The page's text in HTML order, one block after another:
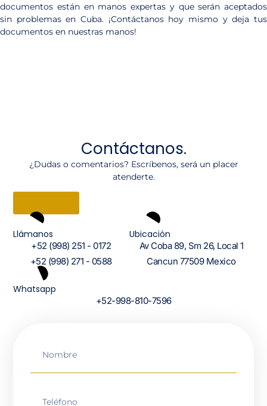
documentos están en manos expertas y que serán aceptados
sin problemas en Cuba. ¡Contáctanos hoy mismo y deja tus
documentos en nuestras manos!
Contáctanos.
¿Dudas o comentarios? Escríbenos, será un placer
atenderte.
Llámanos
+52 (998) 251 - 0172
+52 (998) 271 - 0588
Ubicación
Av Coba 89, Sm 26, Local 1
Cancun 77509 Mexico
Whatsapp
+52-998-810-7596